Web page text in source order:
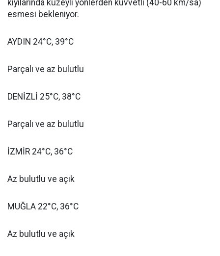
kıyılarında kuzeyli yönlerden kuvvetli (40-60 km/sa)
esmesi bekleniyor.
AYDIN 24°C, 39°C
Parçalı ve az bulutlu
DENİZLİ 25°C, 38°C
Parçalı ve az bulutlu
İZMİR 24°C, 36°C
Az bulutlu ve açık
MUĞLA 22°C, 36°C
Az bulutlu ve açık